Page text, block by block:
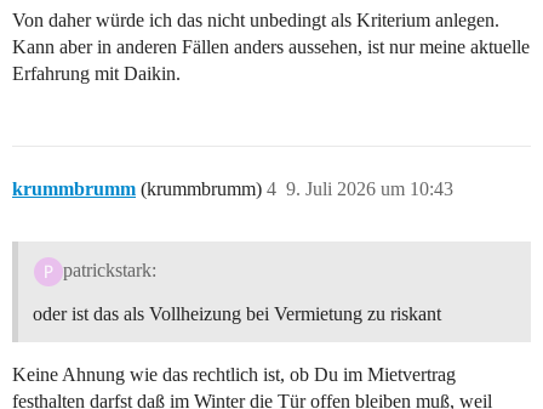
Von daher würde ich das nicht unbedingt als Kriterium anlegen.
Kann aber in anderen Fällen anders aussehen, ist nur meine aktuelle
Erfahrung mit Daikin.
krummbrumm (krummbrumm) 9. Juli 2026 um 10:43
4
patrickstark:
oder ist das als Vollheizung bei Vermietung zu riskant
Keine Ahnung wie das rechtlich ist, ob Du im Mietvertrag
festhalten darfst daß im Winter die Tür offen bleiben muß, weil